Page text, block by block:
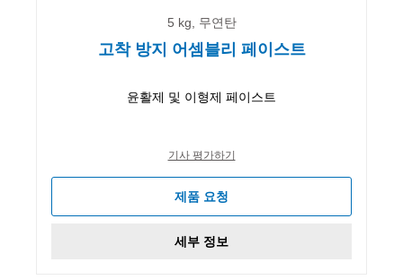
5 kg, 무연탄
고착 방지 어셈블리 페이스트
윤활제 및 이형제 페이스트
기사 평가하기
제품 요청
세부 정보